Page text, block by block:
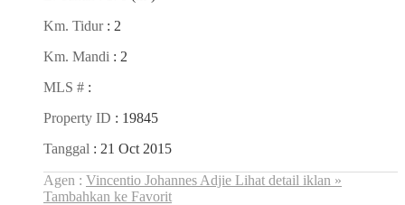
Km. Tidur : 2
Km. Mandi : 2
MLS # :
Property ID : 19845
Tanggal : 21 Oct 2015
Agen : Vincentio Johannes Adjie Lihat detail iklan »
Tambahkan ke Favorit